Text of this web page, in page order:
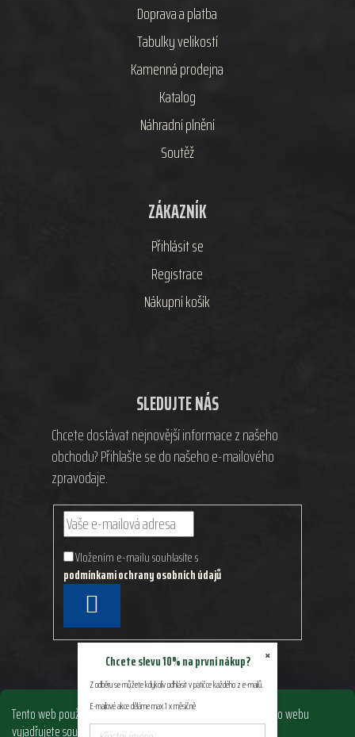
Tento web používá soubory cookie. Dalším procházením tohoto webu
vyjadřujete souhlas s jejich používáním.. Více informacízde.
Doprava a platba
Tabulky velikostí
Kamenná prodejna
Katalog
Náhradní plnění
Soutěž
ZÁKAZNÍK
Přihlásit se
Registrace
Nákupní košík
SLEDUJTE NÁS
Chcete dostávat nejnovější informace z našeho
obchodu? Přihlašte se do našeho e-mailového
zpravodaje.
Vložením e-mailu souhlasíte s
podmínkami ochrany osobních údajů
SE
×
Chcete slevu 10% na první nákup?
Z odběru se můžete kdykoliv odhlásit v patičce každého z e-mailů.
E-mailové akce děláme max 1 x měsíčně